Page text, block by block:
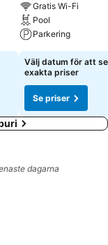
Gratis Wi-Fi
Pool
Parkering
Välj datum för att se
exakta priser
Se priser
dagarna